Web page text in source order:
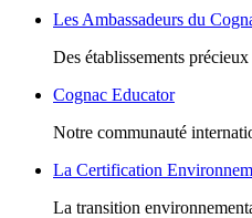
Les Ambassadeurs du
Des établissements
Cognac Educator
Notre communauté
La Certification
La transition